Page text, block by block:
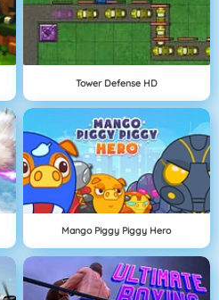
Tower Defense HD
Mango Piggy Piggy Hero